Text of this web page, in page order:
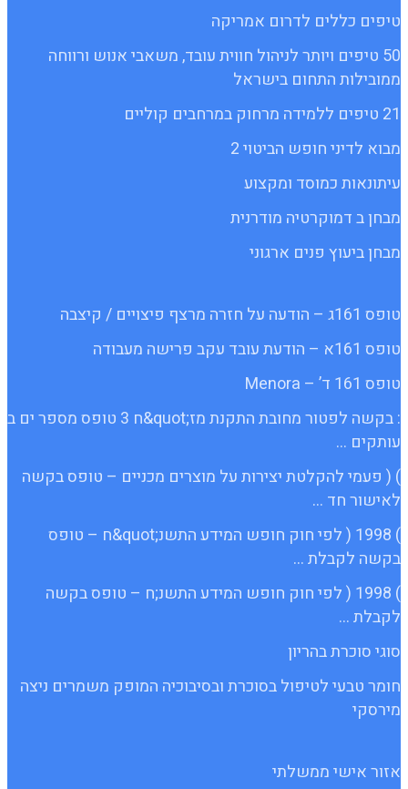
טיפים כללים לדרום אמריקה
50 טיפים ויותר לניהול חווית עובד, משאבי אנוש ורווחה
ממובילות התחום בישראל
21 טיפים ללמידה מרחוק במרחבים קוליים
מבוא לדיני חופש הביטוי 2
עיתונאות כמוסד ומקצוע
מבחן ב דמוקרטיה מודרנית
מבחן ביעוץ פנים ארגוני
טופס 161ג – הודעה על חזרה מרצף פיצויים / קיצבה
טופס 161א – הודעת עובד עקב פרישה מעבודה
טופס 161 ד’ – Menora
: בקשה לפטור מחובת התקנת מז;quot&ח 3 טופס מספר ים ב
עותקים …
) ( פעמי להקלטת יצירות על מוצרים מכניים – טופס בקשה
לאישור חד …
) 1998 ( לפי חוק חופש המידע התשנ;quot&ח – טופס
בקשה לקבלת …
) 1998 ( לפי חוק חופש המידע התשנ;ח – טופס בקשה
לקבלת …
סוגי סוכרת בהריון
חומר טבעי לטיפול בסוכרת ובסיבוכיה המופק משמרים ניצה
מירסקי
אזור אישי ממשלתי